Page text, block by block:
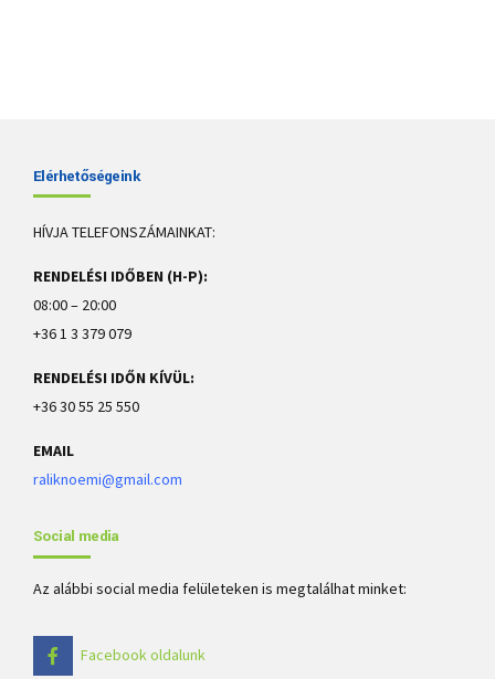
Elérhetőségeink
HÍVJA TELEFONSZÁMAINKAT:
RENDELÉSI IDŐBEN (H-P):
08:00 – 20:00
+36 1 3 379 079
RENDELÉSI IDŐN KÍVÜL:
+36 30 55 25 550
EMAIL
raliknoemi@gmail.com
Social media
Az alábbi social media felületeken is megtalálhat minket:
Facebook oldalunk